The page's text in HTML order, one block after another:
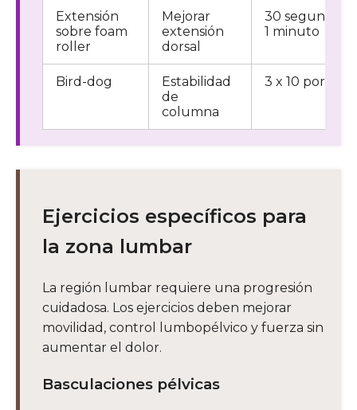
Extensión
sobre foam
roller
Mejorar
extensión
dorsal
30 segundos a
1 minuto
Bird-dog
Estabilidad
de
columna
3 x 10 por lado
Ejercicios específicos para
la zona lumbar
La región lumbar requiere una progresión
cuidadosa. Los ejercicios deben mejorar
movilidad, control lumbopélvico y fuerza sin
aumentar el dolor.
Basculaciones pélvicas